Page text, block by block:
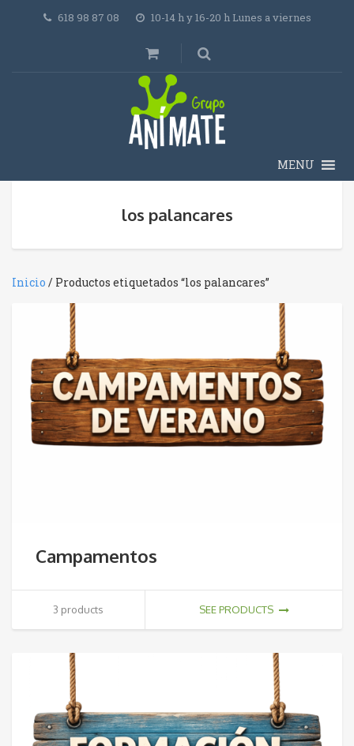
618 98 87 08 10-14 h y 16-20 h Lunes a viernes
MENU
los palancares
Inicio / Productos etiquetados “los palancares”
Campamentos
3 products SEE PRODUCTS